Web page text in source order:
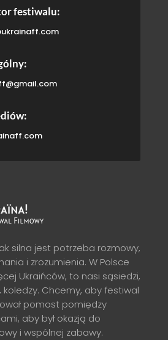
festiwalu:
silna jest potrzeba rozmowy,
i zrozumienia. W Polsce
Ukraińców, to nasi sąsiedzi,
koledzy. Chcemy, aby festiwal
pomost pomiędzy
aby był okazją do
i wspólnej zabawy.